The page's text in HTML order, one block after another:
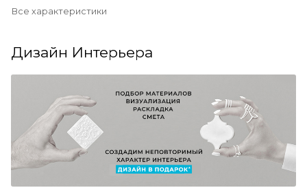
Все характеристики
Дизайн Интерьера